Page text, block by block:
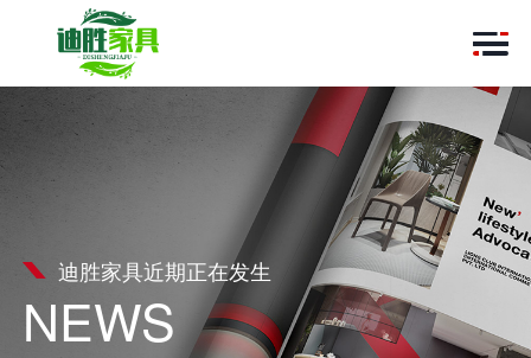
迪胜家具近期正在发生
NEWS